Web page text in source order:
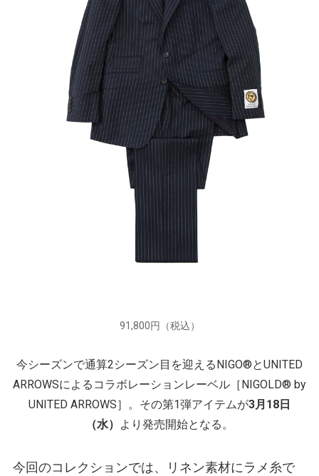
91,800円（税込）
今シーズンで通算2シーズン目を迎えるNIGO®とUNITED
ARROWSによるコラボレーションレーベル［NIGOLD® by
UNITED ARROWS］。その第1弾アイテムが3月18日
（水） より発売開始となる。
今回のコレクションでは、リネン素材にラメ糸で